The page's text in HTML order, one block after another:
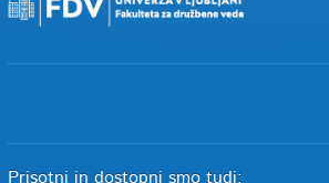
Prisotni in dostopni smo tudi: